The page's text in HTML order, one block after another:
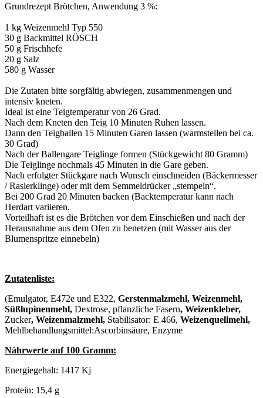
Grundrezept Brötchen, Anwendung 3 %:
1 kg Weizenmehl Typ 550
30 g Backmittel RÖSCH
50 g Frischhefe
20 g Salz
580 g Wasser
Die Zutaten bitte sorgfältig abwiegen, zusammenmengen und
intensiv kneten.
Ideal ist eine Teigtemperatur von 26 Grad.
Nach dem Kneten den Teig 10 Minuten Ruhen lassen.
Dann den Teigballen 15 Minuten Garen lassen (warmstellen bei ca.
30 Grad)
Nach der Ballengare Teiglinge formen (Stückgewicht 80 Gramm)
Die Teiglinge nochmals 45 Minuten in die Gare geben.
Nach erfolgter Stückgare nach Wunsch einschneiden (Bäckermesser
/ Rasierklinge) oder mit dem Semmeldrücker „stempeln“.
Bei 200 Grad 20 Minuten backen (Backtemperatur kann nach
Herdart variieren.
Vorteilhaft ist es die Brötchen vor dem Einschießen und nach der
Herausnahme aus dem Ofen zu benetzen (mit Wasser aus der
Blumenspritze einnebeln)
Zutatenliste:
(Emulgator, E472e und E322, Gerstenmalzmehl, Weizenmehl,
Süßlupinenmehl, Dextrose, pflanzliche Fasern, Weizenkleber,
Zucker, Weizenmalzmehl, Stabilisator: E 466, Weizenquellmehl,
Mehlbehandlungsmittel:Ascorbinsäure, Enzyme
Nährwerte auf 100 Gramm:
Energiegehalt: 1417 Kj
Protein: 15,4 g